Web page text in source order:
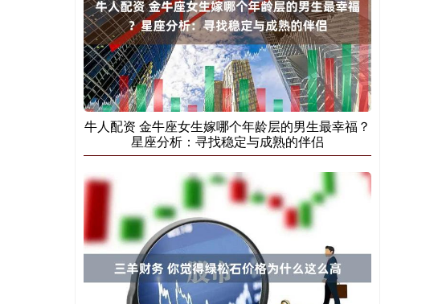
牛人配资 金牛座女生嫁哪个年龄层的男生最幸福？
星座分析：寻找稳定与成熟的伴侣